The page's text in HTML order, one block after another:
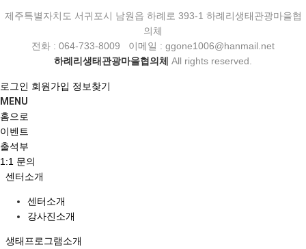
제주특별자치도 서귀포시 남원읍 하례로 393-1 하례리생태관광마을협
의체
전화 : 064-733-8009 이메일 : ggone1006@hanmail.net
하례리생태관광마을협의체 All rights reserved.
로그인 회원가입 정보찾기
MENU
홈으로
이벤트
출석부
1:1 문의
센터소개
센터소개
강사진소개
생태프로그램소개